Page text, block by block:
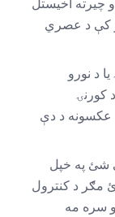
کې د عصري
د نورو
کورنۍ
عکسونه د دې
شئ په خپل
مګر د کنترول
سره مه